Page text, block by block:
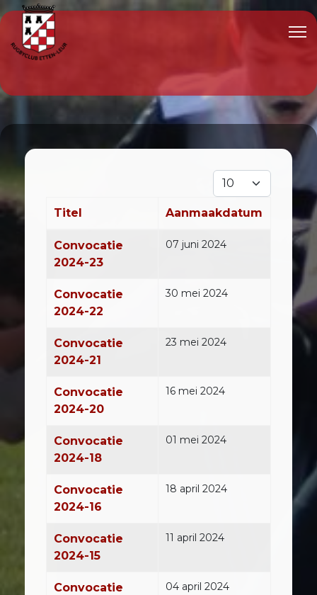
Toon #
Titel Aanmaakdatum
Convocatie
2024-23
07 juni 2024
Convocatie
2024-22
30 mei 2024
Convocatie
2024-21
23 mei 2024
Convocatie
2024-20
16 mei 2024
Convocatie
2024-18
01 mei 2024
Convocatie
2024-16
18 april 2024
Convocatie
2024-15
11 april 2024
Convocatie
04 april 2024